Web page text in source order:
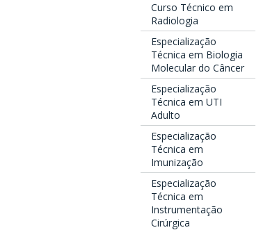
Curso Técnico em
Radiologia
Especialização
Técnica em Biologia
Molecular do Câncer
Especialização
Técnica em UTI
Adulto
Especialização
Técnica em
Imunização
Especialização
Técnica em
Instrumentação
Cirúrgica